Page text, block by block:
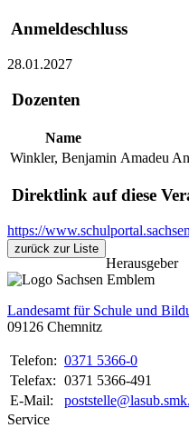
Anmeldeschluss
28.01.2027
Dozenten
Name
Winkler, Benjamin Amadeu
Direktlink auf diese
https://
zurück zur Liste
Herausgeber
Landesamt für Schule und
09126 Chemnitz
Telefon: 0371 5366-0
Telefax: 0371 5366-491
E-Mail:
Service